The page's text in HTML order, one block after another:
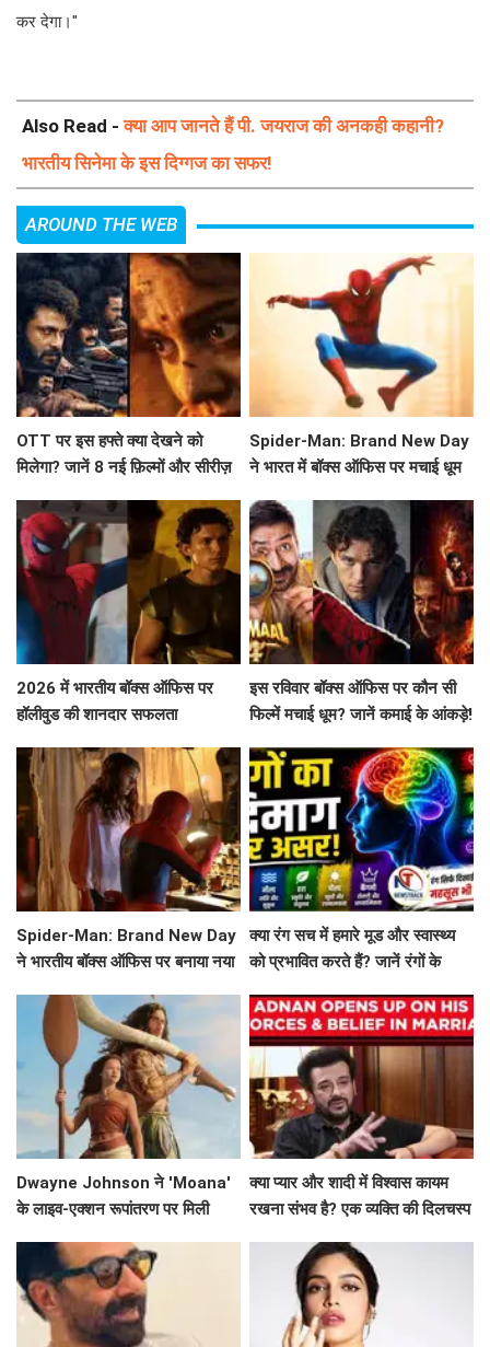
कर देगा।"
Also Read -क्या आप जानते हैं पी. जयराज की अनकही कहानी?
भारतीय सिनेमा के इस दिग्गज का सफर!
AROUND THE WEB
OTT पर इस हफ्ते क्या देखने को
मिलेगा? जानें 8 नई फ़िल्मों और सीरीज़
Spider-Man: Brand New Day
ने भारत में बॉक्स ऑफिस पर मचाई धूम
2026 में भारतीय बॉक्स ऑफिस पर
हॉलीवुड की शानदार सफलता
इस रविवार बॉक्स ऑफिस पर कौन सी
फिल्में मचाई धूम? जानें कमाई के आंकड़े!
Spider-Man: Brand New Day
ने भारतीय बॉक्स ऑफिस पर बनाया नया
क्या रंग सच में हमारे मूड और स्वास्थ्य
को प्रभावित करते हैं? जानें रंगों के
Dwayne Johnson ने 'Moana'
के लाइव-एक्शन रूपांतरण पर मिली
क्या प्यार और शादी में विश्वास कायम
रखना संभव है? एक व्यक्ति की दिलचस्प